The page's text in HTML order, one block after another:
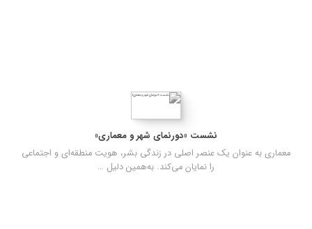
نشست «دورنمای شهر و معماری»
معماری به عنوان یک عنصر اصلی در زندگی بشر، هویت منطقه‌ای و اجتماعی
را نمایان می‌کند. به‌همین دلیل …